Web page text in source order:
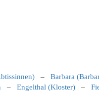
– Barbara
– Engelthal (Kloster) –